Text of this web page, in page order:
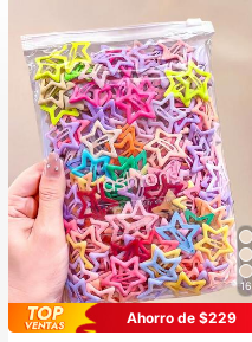
16
Ahorro de $229
#1 Más vendidos
en Casual Accesorios para el cabello de las mujere
¡Casi agotado!